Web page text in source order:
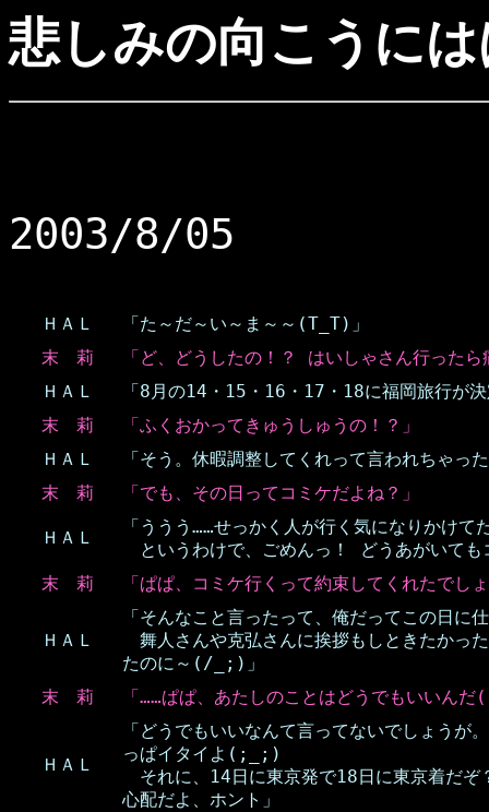
悲しみの向こうに
2003/8/05
ＨＡＬ
「た～だ～い～ま～～(T_T)」
末 莉
「ど、どうしたの！？ はいしゃさん行った
ＨＡＬ
「8月の14・15・16・17・18に福岡旅行が
末 莉
「ふくおかってきゅうしゅうの！？」
ＨＡＬ
「そう。休暇調整してくれって言われちゃ
末 莉
「でも、その日ってコミケだよね？」
ＨＡＬ
「ううう……せっかく人が行く気になりかけ
というわけで、ごめんっ！ どうあがいて
末 莉
「ぱぱ、コミケ行くって約束してくれたで
ＨＡＬ
「そんなこと言ったって、俺だってこの日
舞人さんや克弘さんに挨拶もしときたかっ
たのに～(/_;)」
末 莉
「……ぱぱ、あたしのことはどうでもいいん
ＨＡＬ
「どうでもいいなんて言ってないでしょうが
っぱイタイよ(;_;)
それに、14日に東京発で18日に東京着だぞ
心配だよ、ホント」